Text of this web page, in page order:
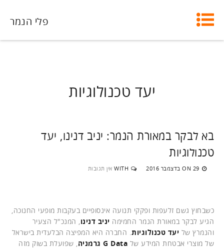
פלי הנמר
יעד טכנולוגיות
בא לבקר במאורת הנמר: יניב דנינו, יעד
טכנולוגיות
ON 29 בדצמבר 2016 WITH אין תגובות
כשבחוץ גשם זלעפות ופקקי תנועה אינסופיים בעקבות מופעי החנוכה,
הגיע לבקר במאורת הנמר החמימה יניב דנינו, המנכ"ל הצעיר
והנמרץ של יעד טכנולוגיות. החברה היא המפיצה הבלעדית בישראל
של מוצרי אבטחת המידע של G Data גרמניה, שפועלת בשוק מזה